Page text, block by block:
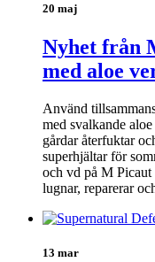
20 maj
Nyhet från
med aloe
Använd
med svalkande
gårdar återfuktar
superhjältar för
och vd på M Picaut
lugnar, reparerar
13 mar